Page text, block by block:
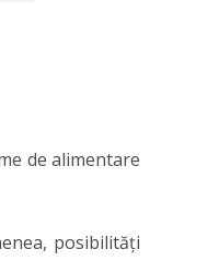
de alimentare
posibilități